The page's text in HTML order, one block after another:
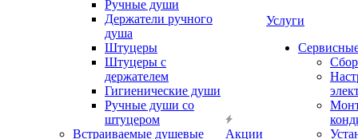
Ручные души
Держатели ручного
душа
Штуцеры
Штуцеры с
держателем
Гигиенические души
Ручные души со
штуцером
Встраиваемые душевые
Акции
Услуги